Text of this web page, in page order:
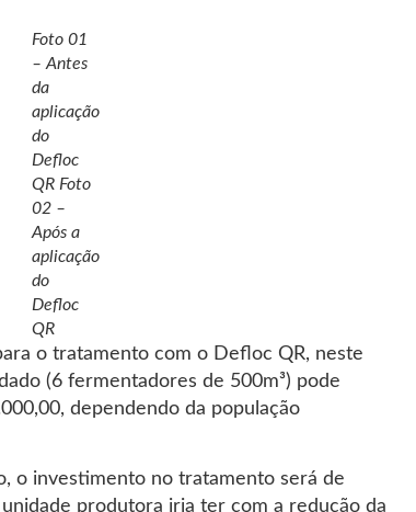
Foto 01
– Antes
da
aplicação
do
Defloc
QR Foto
02 –
Após a
aplicação
do
Defloc
QR
o tratamento com o Defloc QR, neste
(6 fermentadores de 500m³) pode
dependendo da população
o investimento no tratamento será de
produtora iria ter com a redução da